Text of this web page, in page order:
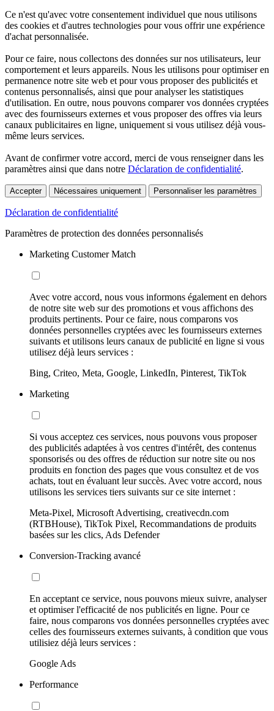
Ce n'est qu'avec votre consentement individuel que nous utilisons
des cookies et d'autres technologies pour vous offrir une expérience
d'achat personnalisée.
Pour ce faire, nous collectons des données sur nos utilisateurs, leur
comportement et leurs appareils. Nous les utilisons pour optimiser en
permanence notre site web et pour vous proposer des publicités et
contenus personnalisés, ainsi que pour analyser les statistiques
d'utilisation. En outre, nous pouvons comparer vos données cryptées
avec des fournisseurs externes et vous proposer des offres via leurs
canaux publicitaires en ligne, uniquement si vous utilisez déjà vous-
même leurs services.
Avant de confirmer votre accord, merci de vous renseigner dans les
paramètres ainsi que dans notre Déclaration de confidentialité.
Accepter Nécessaires uniquement Personnaliser les paramètres
Déclaration de confidentialité
Paramètres de protection des données personnalisés
Marketing Customer Match
Avec votre accord, nous vous informons également en dehors
de notre site web sur des promotions et vous affichons des
produits pertinents. Pour ce faire, nous comparons vos
données personnelles cryptées avec les fournisseurs externes
suivants et utilisons leurs canaux de publicité en ligne si vous
utilisez déjà leurs services :
Bing, Criteo, Meta, Google, LinkedIn, Pinterest, TikTok
Marketing
Si vous acceptez ces services, nous pouvons vous proposer
des publicités adaptées à vos centres d'intérêt, des contenus
sponsorisés ou des offres de réduction sur notre site ou nos
produits en fonction des pages que vous consultez et de vos
achats, tout en évaluant leur succès. Avec votre accord, nous
utilisons les services tiers suivants sur ce site internet :
Meta-Pixel, Microsoft Advertising, creativecdn.com
(RTBHouse), TikTok Pixel, Recommandations de produits
basées sur les clics, Ads Defender
Conversion-Tracking avancé
En acceptant ce service, nous pouvons mieux suivre, analyser
et optimiser l'efficacité de nos publicités en ligne. Pour ce
faire, nous comparons vos données personnelles cryptées avec
celles des fournisseurs externes suivants, à condition que vous
utilisiez déjà leurs services :
Google Ads
Performance